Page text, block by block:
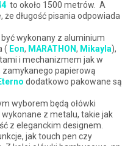
to około 1500 metrów. A
że długość pisania odpowiada
wykonany z aluminium
( Eon, MARATHON, Mikayla),
i mechanizmem jak w
zamykanego papierową
dodatkowo pakowane są
wyborem będą ołówki
z metalu, takie jak
z eleganckim designem.
jak touch pen czy